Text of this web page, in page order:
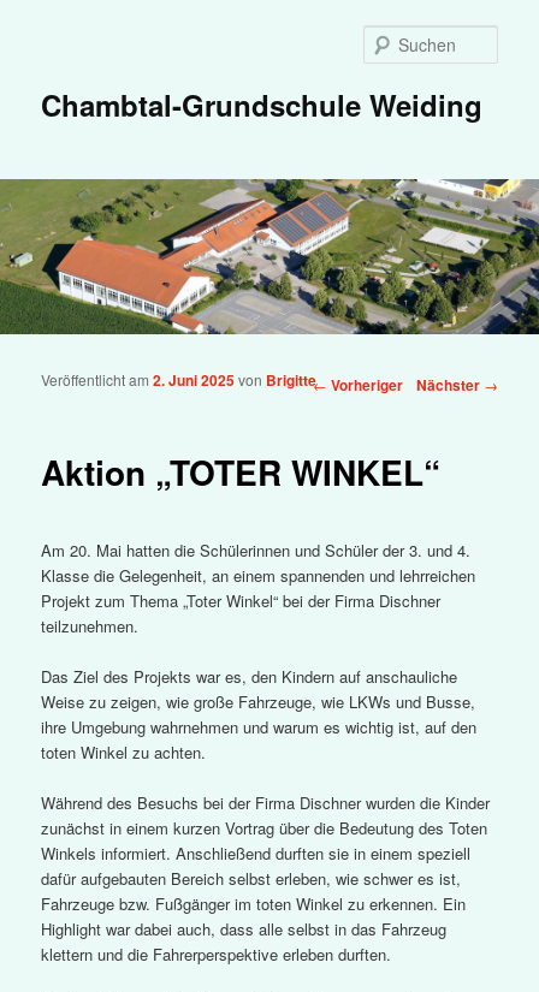
Chambtal-Grundschule Weiding
Beitragsnavigation
← Vorheriger Nächster →
Aktion „TOTER WINKEL“
Veröffentlicht am2. Juni 2025von Brigitte
Am 20. Mai hatten die Schülerinnen und Schüler der 3. und 4.
Klasse die Gelegenheit, an einem spannenden und lehrreichen
Projekt zum Thema „Toter Winkel“ bei der Firma Dischner
teilzunehmen.
Das Ziel des Projekts war es, den Kindern auf anschauliche
Weise zu zeigen, wie große Fahrzeuge, wie LKWs und Busse,
ihre Umgebung wahrnehmen und warum es wichtig ist, auf den
toten Winkel zu achten.
Während des Besuchs bei der Firma Dischner wurden die Kinder
zunächst in einem kurzen Vortrag über die Bedeutung des Toten
Winkels informiert. Anschließend durften sie in einem speziell
dafür aufgebauten Bereich selbst erleben, wie schwer es ist,
Fahrzeuge bzw. Fußgänger im toten Winkel zu erkennen. Ein
Highlight war dabei auch, dass alle selbst in das Fahrzeug
klettern und die Fahrerperspektive erleben durften.